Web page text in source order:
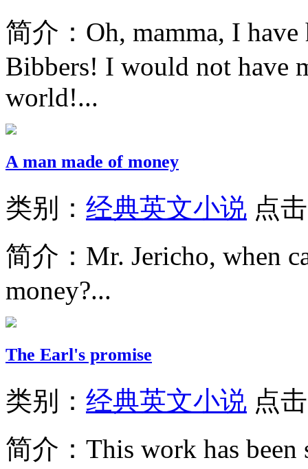
简介： Oh, mamma, I
Bibbers! I would not have
world!...
A man made of money
类别： 经典英文小说 点
简介： Mr. Jericho, when
money?...
The Earl's promise
类别： 经典英文小说 点
简介： This work has been